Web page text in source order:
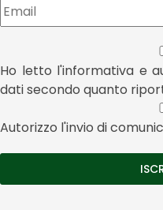
Ho letto l'informativa e
dati secondo quanto
Autorizzo l'invio di